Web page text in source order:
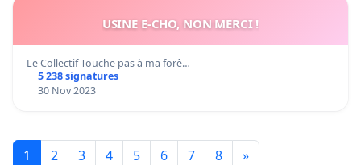
USINE E-CHO, NON MERCI !
Le Collectif Touche pas à ma forê…
5 238 signatures
30 Nov 2023
1 2 3 4 5 6 7 8 »